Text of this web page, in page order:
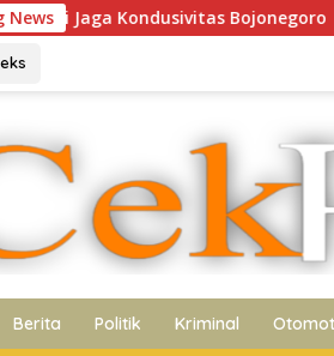
News
Bojonegoro Polres Malang
Berita Politik Kriminal